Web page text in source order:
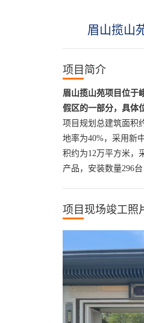
眉山揽山
项目简介
眉山揽山苑项目位于
假区的一部分，具体
项目规划总建筑面积
地率为40%，采用新
积约为12 万平方米，
产品，安装数量296台
项目现场竣工照